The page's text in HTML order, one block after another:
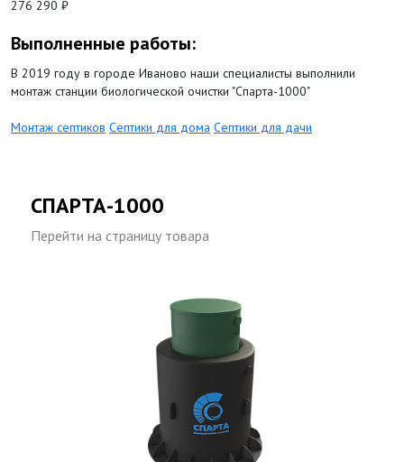
276 290 ₽
Выполненные работы:
В 2019 году в городе Иваново наши специалисты выполнили
монтаж станции биологической очистки "Спарта-1000"
Монтаж септиков Септики для дома Септики для дачи
СПАРТА-1000
Перейти на страницу товара